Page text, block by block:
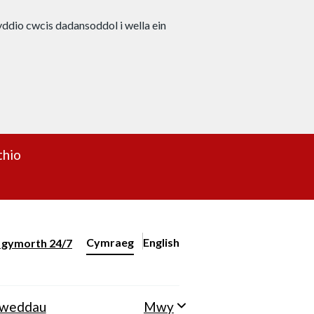
cwcis dadansoddol i wella ein
gymorth 24/7
Newid iaith y wefan
Cymraeg English
– Change the language to English
Mwy